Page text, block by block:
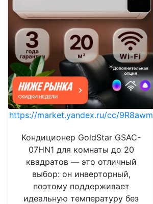
https://market.yandex.ru/cc/9R8awm
Кондиционер GoldStar GSAC-
07HN1 для комнаты до 20
квадратов — это отличный
выбор: он инверторный,
поэтому поддерживает
идеальную температуру без